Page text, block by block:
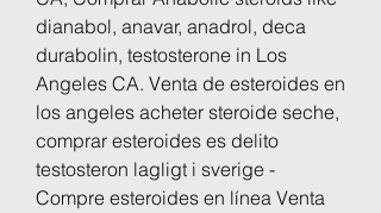
dianabol, anavar, anadrol, deca
durabolin, testosterone in Los
Angeles CA. Venta de esteroides en
los angeles acheter steroide seche,
comprar esteroides es delito
testosteron lagligt i sverige -
Compre esteroides en línea Venta